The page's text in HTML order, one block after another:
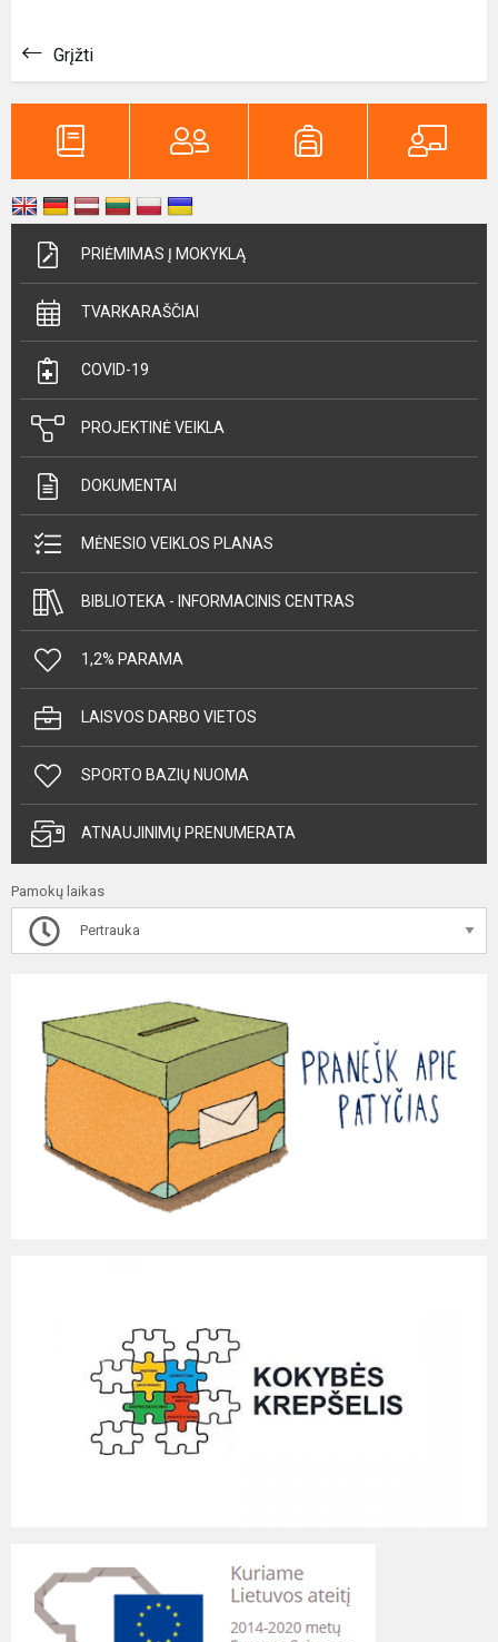
Grįžti
PRIĖMIMAS Į MOKYKLĄ
TVARKARAŠČIAI
COVID-19
PROJEKTINĖ VEIKLA
DOKUMENTAI
MĖNESIO VEIKLOS PLANAS
BIBLIOTEKA - INFORMACINIS CENTRAS
1,2% PARAMA
LAISVOS DARBO VIETOS
SPORTO BAZIŲ NUOMA
ATNAUJINIMŲ PRENUMERATA
Pamokų laikas
Pertrauka